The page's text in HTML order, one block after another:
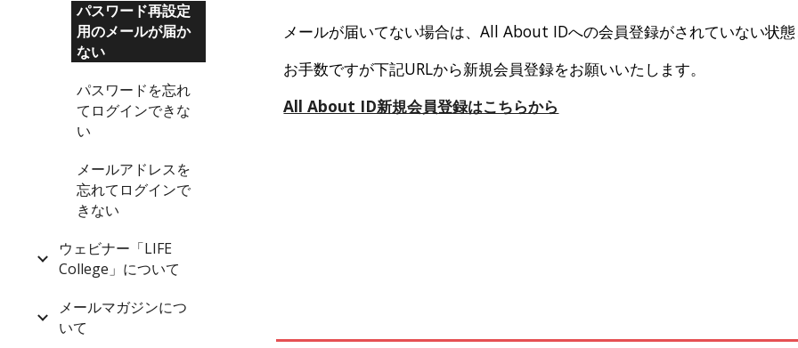
パスワード再設定
用のメールが届か
ない
パスワードを忘れ
てログインできな
い
メールアドレスを
忘れてログインで
きない
ウェビナー「LIFE
College」について
メールマガジンにつ
いて
メールが届いてない場合は、All About IDへの会員登録がされていない状態
お手数ですが下記URLから新規会員登録をお願いいたします。
All About ID新規会員登録はこちらから